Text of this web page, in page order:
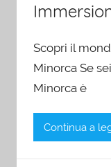
Scopri il
Minorca Se
Minorca è
Continua a